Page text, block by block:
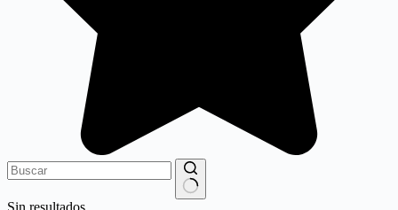
Sin resultados